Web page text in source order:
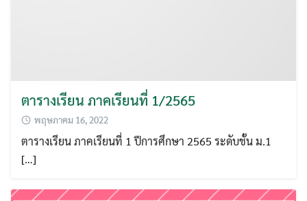
ตารางเรียน ภาคเรียนที่ 1/2565
พฤษภาคม 16, 2022
ตารางเรียน ภาคเรียนที่ 1 ปีการศึกษา 2565 ระดับชั้น ม.1
[…]